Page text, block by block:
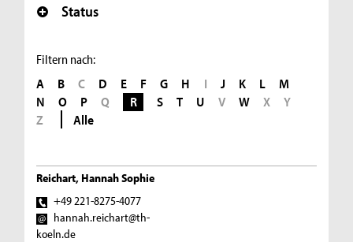
Status
Filtern nach:
A B C D E F G H I J K L
M
N
O P Q R S T U V W X
Y
Z
Alle
Reichart, Hannah Sophie
+49 221-8275-4077
hannah.reichart@th-
koeln.de